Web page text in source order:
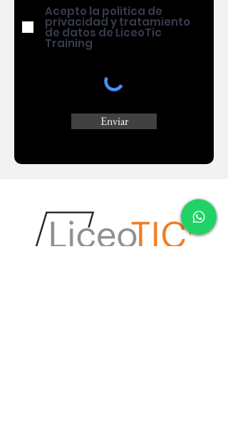
Acepto la politica de
privacidad y tratamiento
de datos de LiceoTic
Training
Enviar